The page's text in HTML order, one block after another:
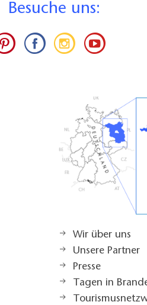
Besuche uns:
Wir über uns
Unsere Partner
Presse
Tagen in